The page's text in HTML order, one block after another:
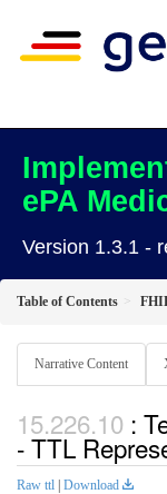
ePA
Version 1.3.1 -
Table of Contents
Narrative Content
:
- TTL
Raw ttl | Download